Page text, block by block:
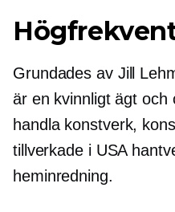
Grundades av Jill
är en kvinnligt ägt och
handla konstverk,
tillverkade i USA
heminredning.